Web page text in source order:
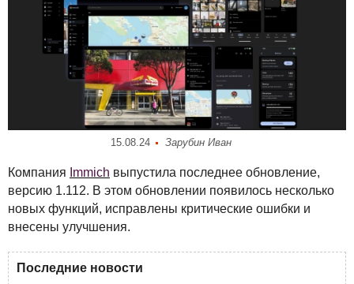
15.08.24 Зарубин Иван
Компания Immich выпустила последнее обновление,
версию 1.112. В этом обновлении появилось несколько
новых функций, исправлены критические ошибки и
внесены улучшения.
Последние новости